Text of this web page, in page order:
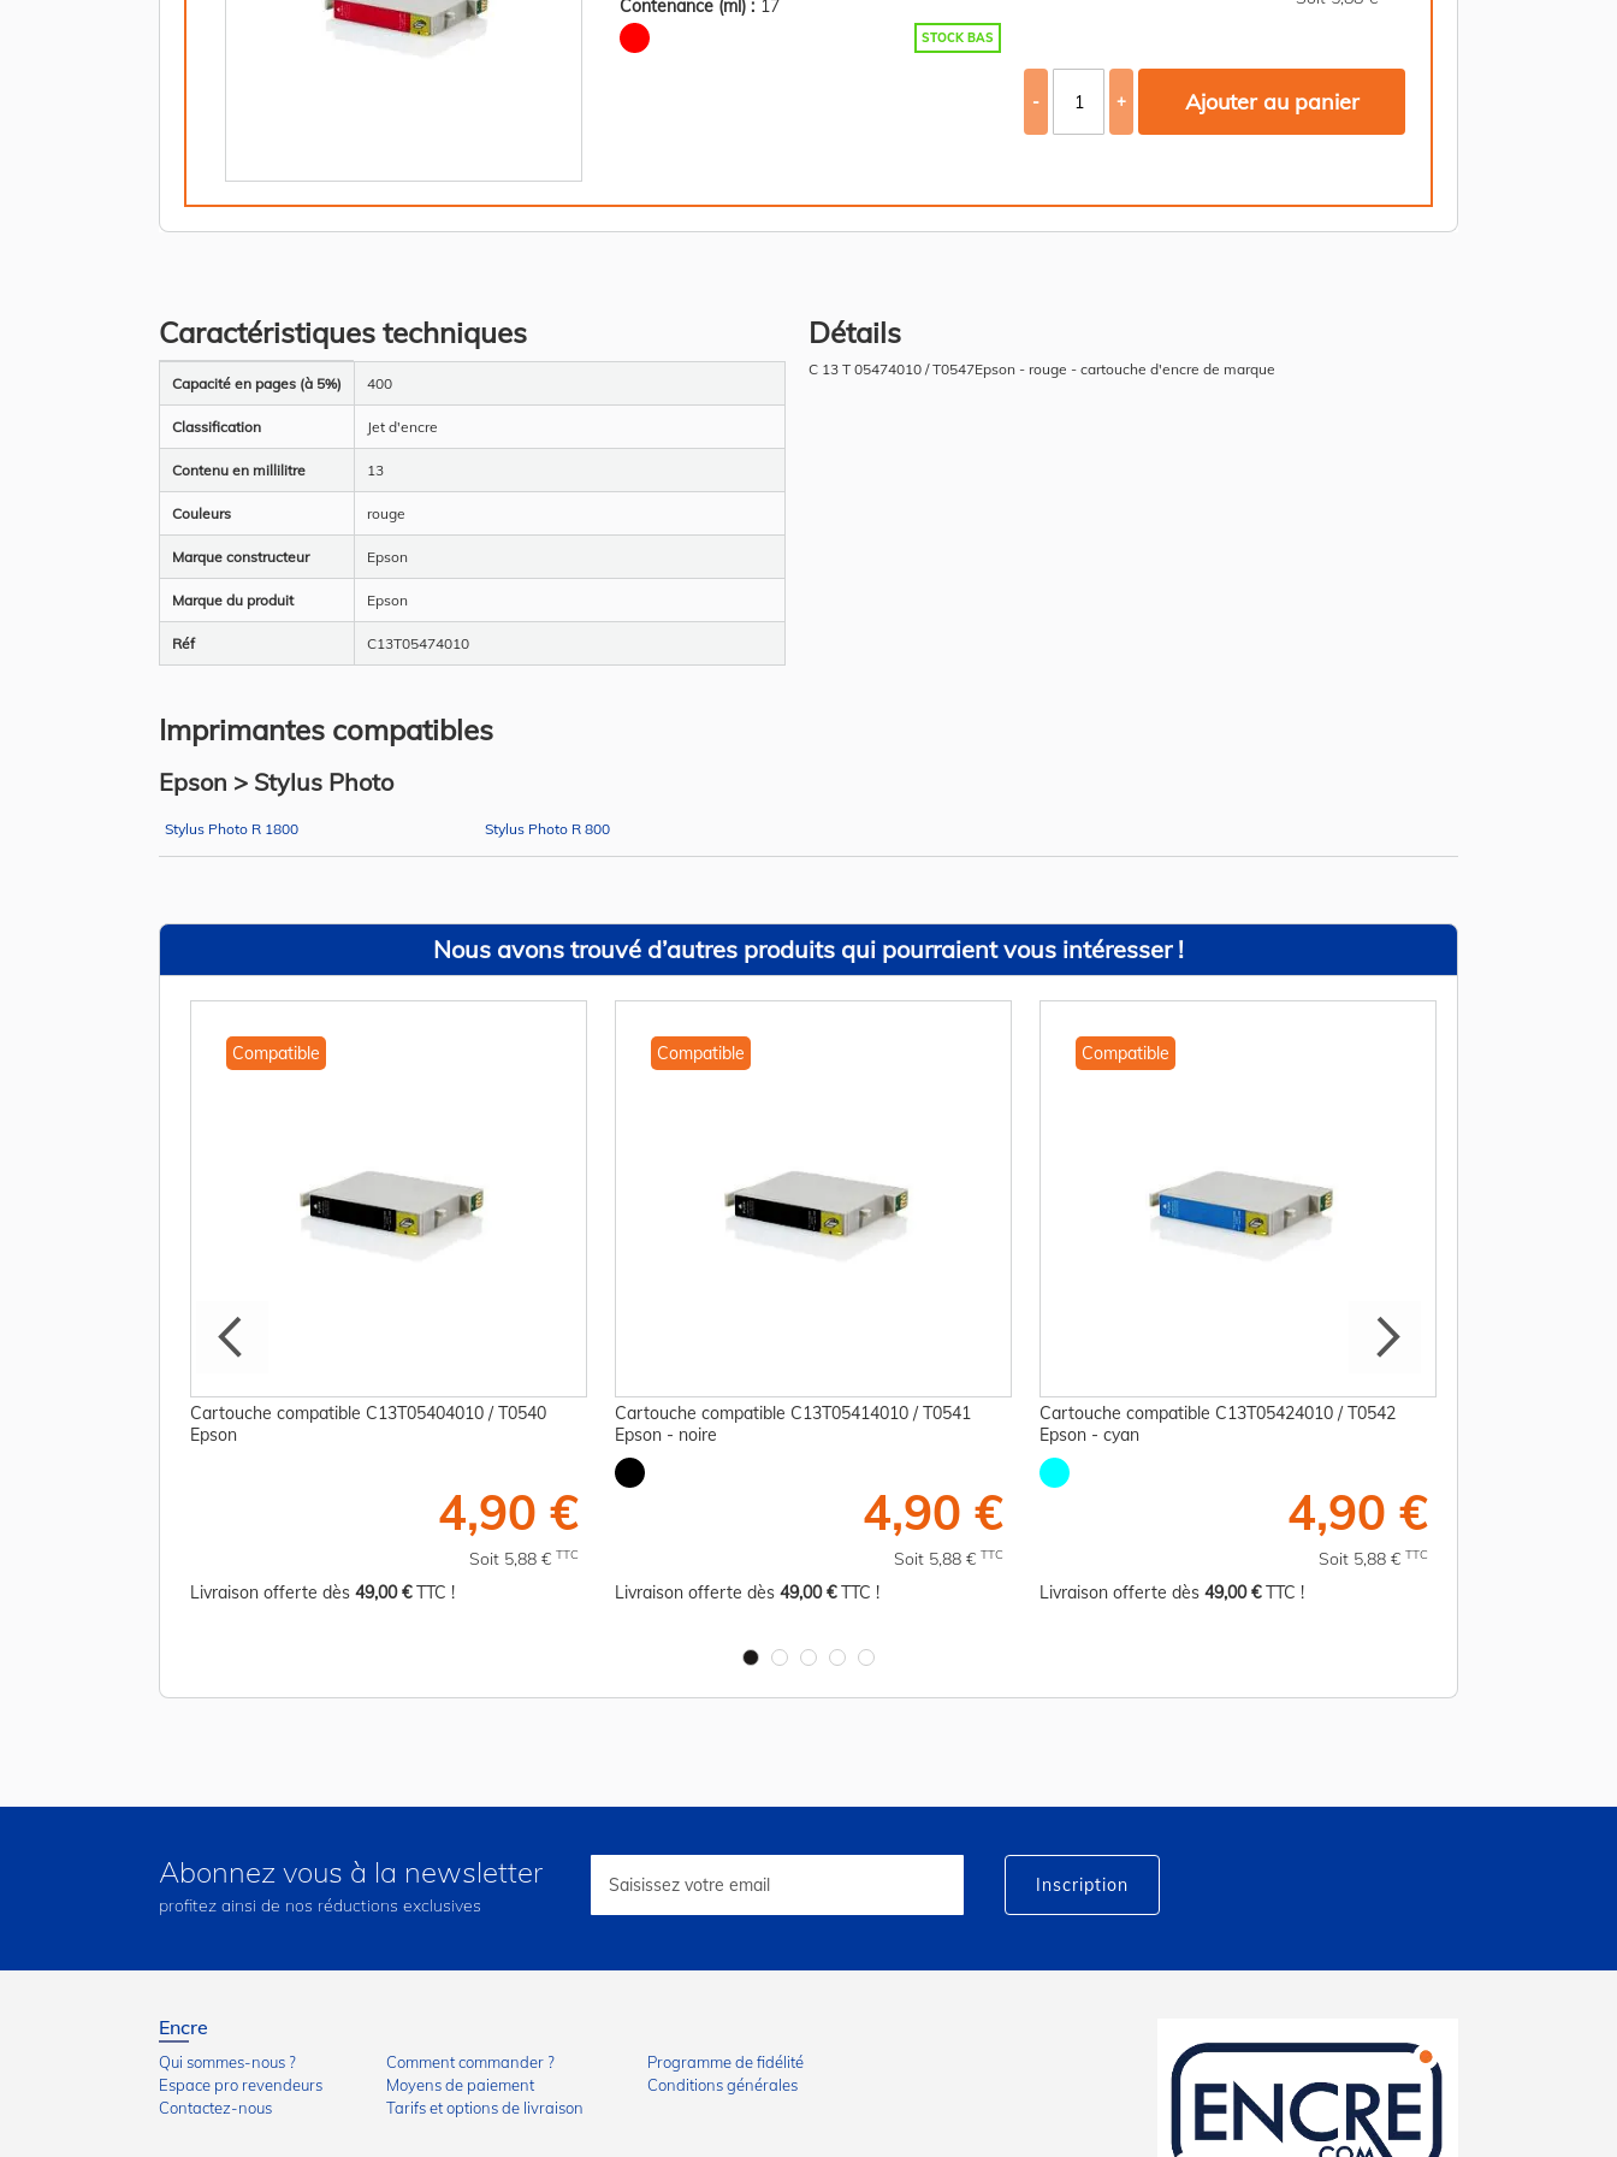
Contenance (ml) : 17
STOCK BAS
- + Ajouter au panier
Caractéristiques techniques
d’information
Capacité en pages (à 5%) 400
Classification Jet d'encre
Contenu en millilitre 13
Couleurs rouge
Marque constructeur Epson
Marque du produit Epson
Réf C13T05474010
Détails
C 13 T 05474010 / T0547Epson - rouge - cartouche d'encre de marque
Imprimantes compatibles
Epson > Stylus Photo
Stylus Photo R 1800 Stylus Photo R 800
Nous avons trouvé d’autres produits qui pourraient vous intéresser !
Compatible
Cartouche compatible C13T05404010 / T0540
Epson
4,90 €
Soit 5,88 € TTC
Livraison offerte dès 49,00 €TTC !
Compatible
Cartouche compatible C13T05414010 / T0541
Epson - noire
4,90 €
Soit 5,88 € TTC
Livraison offerte dès 49,00 €TTC !
Compatible
Cartouche compatible C13T05424010 / T0542
Epson - cyan
4,90 €
Soit 5,88 € TTC
Livraison offerte dès 49,00 €TTC !
Abonnez vous à la newsletter
profitez ainsi de nos réductions exclusives
lettre
Inscription
Encre
Qui sommes-nous ?
Espace pro revendeurs
Contactez-nous
Comment commander ?
Moyens de paiement
Tarifs et options de livraison
Programme de fidélité
Conditions générales